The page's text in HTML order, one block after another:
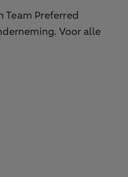
Team Preferred
Voor alle